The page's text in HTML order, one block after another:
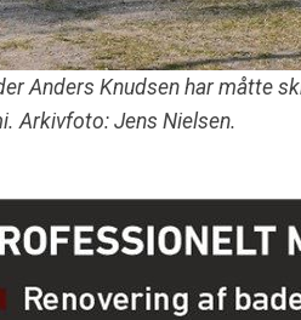
Anders Knudsen har måtte
Arkivfoto: Jens Nielsen.